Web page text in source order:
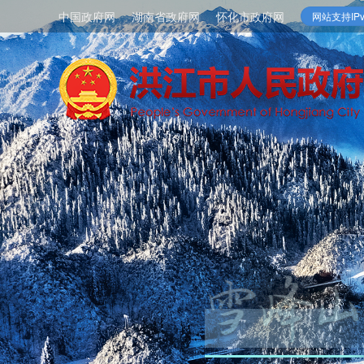
中国政府网 湖南省政府网 怀化市政府网 网站支持